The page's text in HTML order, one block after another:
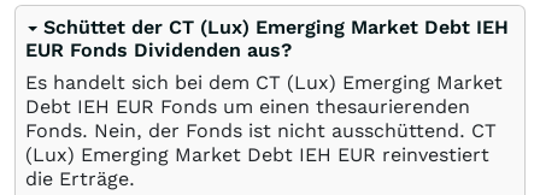
Schüttet der CT (Lux) Emerging Market Debt IEH
EUR Fonds Dividenden aus?
Es handelt sich bei dem CT (Lux) Emerging Market
Debt IEH EUR Fonds um einen thesaurierenden
Fonds. Nein, der Fonds ist nicht ausschüttend. CT
(Lux) Emerging Market Debt IEH EUR reinvestiert
die Erträge.